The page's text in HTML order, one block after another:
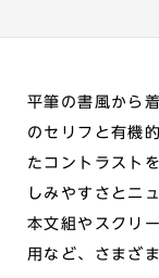
平筆の書風から
のセリフと有機
たコントラスト
しみやすさとニ
本文組やスクリ
用など、さまざ